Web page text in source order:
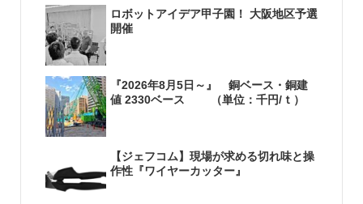
ロボットアイデア甲子園！ 大阪地区予選
開催
『2026年8月5日～』 銅ベース・銅建
値 2330ベース （単位：千円/ｔ）
【ジェフコム】現場が求める切れ味と操
作性『ワイヤーカッター』